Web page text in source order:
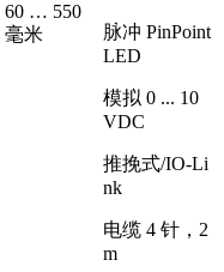
60 … 550
毫米
脉冲 PinPoint
LED
模拟 0 ... 10
VDC
推挽式/IO-Li
nk
电缆 4 针，2
m